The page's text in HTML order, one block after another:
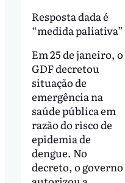
Resposta dada é
“medida paliativa”
Em 25 de janeiro, o
GDF decretou
situação de
emergência na
saúde pública em
razão do risco de
epidemia de
dengue. No
decreto, o governo